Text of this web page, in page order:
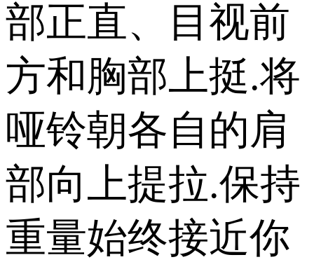
部正直、目视前
方和胸部上挺.将
哑铃朝各自的肩
部向上提拉.保持
重量始终接近你